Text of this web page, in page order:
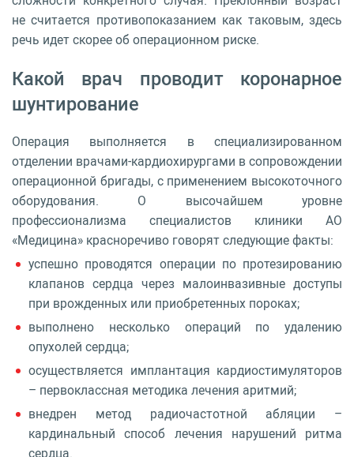
не считается противопоказанием как таковым, здесь
речь идет скорее об операционном риске.
Какой врач проводит коронарное
шунтирование
Операция выполняется в специализированном
отделении врачами-кардиохирургами в сопровождении
операционной бригады, с применением высокоточного
оборудования. О высочайшем уровне
профессионализма специалистов клиники АО
«Медицина» красноречиво говорят следующие факты:
успешно проводятся операции по протезированию
клапанов сердца через малоинвазивные доступы
при врожденных или приобретенных пороках;
выполнено несколько операций по удалению
опухолей сердца;
осуществляется имплантация кардиостимуляторов
– первоклассная методика лечения аритмий;
внедрен метод радиочастотной абляции –
кардинальный способ лечения нарушений ритма
сердца.